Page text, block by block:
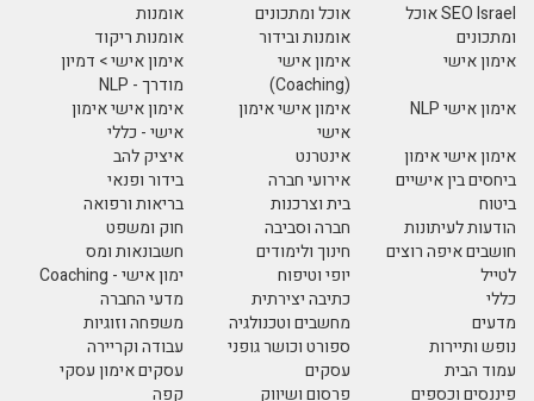
SEO Israel אוכל
ומתכונים
אוכל ומתכונים
אומנות
אומנות ובידור
אומנות ריקוד
אימון אישי
אימון אישי
(Coaching)
אימון אישי > דמיון
מודרך - NLP
אימון אישי NLP
אימון אישי אימון
אישי
אימון אישי אימון
אישי - כללי
אימון אישי אימון
ביחסים בין אישיים
אינטרנט
איציק להב
אירועי חברה
בידור ופנאי
ביטוח
בית וצרכנות
בריאות ורפואה
הודעות לעיתונות
חברה וסביבה
חוק ומשפט
חושבים איפה רוצים
לטייל
חינוך ולימודים
חשבונאות ומס
יופי וטיפוח
ימון אישי - Coaching
כללי
כתיבה יצירתית
מדעי החברה
מדעים
מחשבים וטכנולגיה
משפחה וזוגיות
נופש ותיירות
ספורט וכושר גופני
עבודה וקריירה
עמוד הבית
עסקים
עסקים אימון עסקי
פיננסים וכספים
פרסום ושיווק קפה